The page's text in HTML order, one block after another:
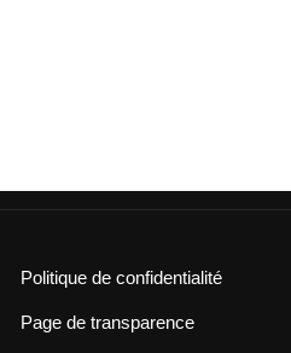
Politique de confidentialité
Page de transparence